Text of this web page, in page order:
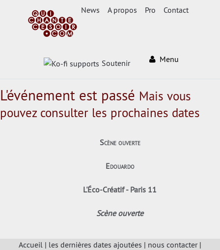
News A propos Pro Contact
Soutenir Menu
L'événement est passé Mais vous
pouvez consulter les prochaines dates
Scène ouverte
Edouardo
L'Éco-Créatif - Paris 11
Scène ouverte
Accueil | les dernières dates ajoutées | nous contacter|